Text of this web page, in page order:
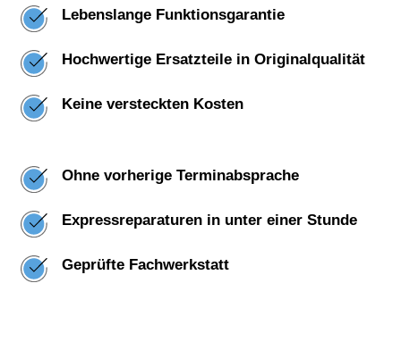
Lebenslange Funktionsgarantie
Hochwertige Ersatzteile in Originalqualität
Keine versteckten Kosten
Ohne vorherige Terminabsprache
Expressreparaturen in unter einer Stunde
Geprüfte Fachwerkstatt